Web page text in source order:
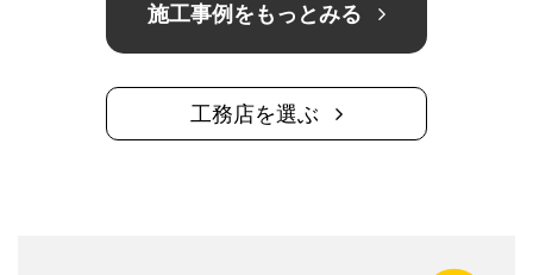
施工事例をもっとみる
工務店を選ぶ